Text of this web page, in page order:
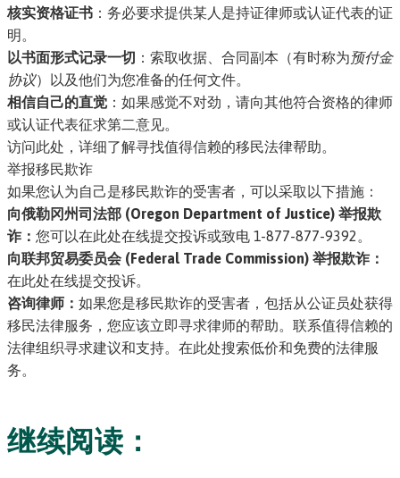
核实资格证书 ：务必要求提供某人是持证律师或认证代表的证
明。
以书面形式记录一切 ：索取收据、合同副本（有时称为预付金
协议）以及他们为您准备的任何文件。
相信自己的直觉 ：如果感觉不对劲，请向其他符合资格的律师
或认证代表征求第二意见。
访问此处，详细了解寻找值得信赖的移民法律帮助。
举报移民欺诈
如果您认为自己是移民欺诈的受害者，可以采取以下措施：
向俄勒冈州司法部 (Oregon Department of Justice) 举报欺
诈： 您可以在此处在线提交投诉或致电 1-877-877-9392。
向联邦贸易委员会 (Federal Trade Commission) 举报欺诈：
在此处在线提交投诉。
咨询律师： 如果您是移民欺诈的受害者，包括从公证员处获得
移民法律服务，您应该立即寻求律师的帮助。联系值得信赖的
法律组织寻求建议和支持。 在此处搜索低价和免费的法律服
务。
继续阅读：